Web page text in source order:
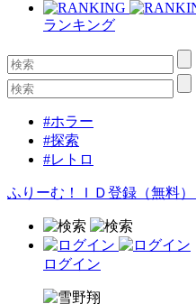
ランキング
#ホラー
#探索
#レトロ
ふりーむ！ＩＤ登録（無料）
ログイン